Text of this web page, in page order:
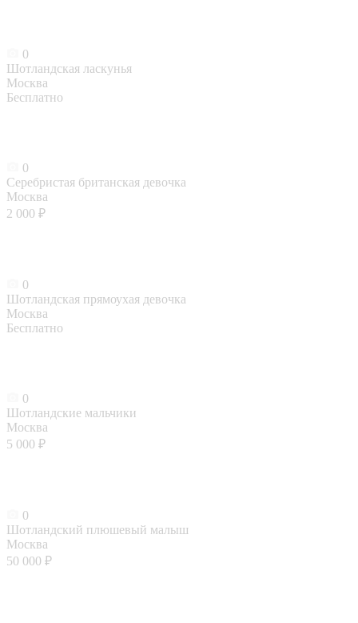
0
Шотландская ласкунья
Москва
Бесплатно
0
Серебристая британская девочка
Москва
2 000 ₽
0
Шотландская прямоухая девочка
Москва
Бесплатно
0
Шотландские мальчики
Москва
5 000 ₽
0
Шотландский плюшевый малыш
Москва
50 000 ₽